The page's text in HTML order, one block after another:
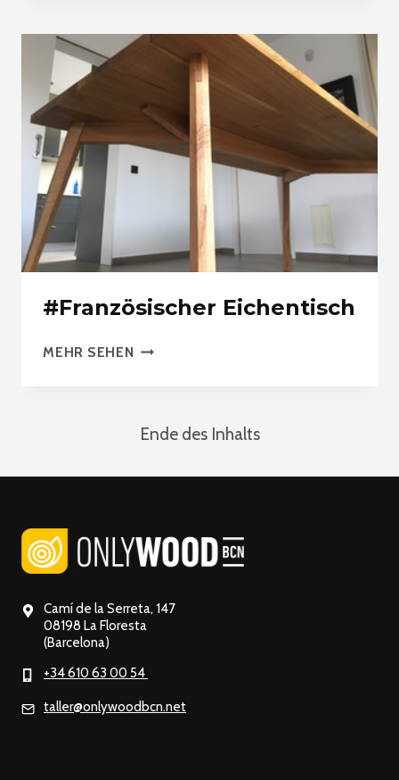
#Französischer Eichentisch
MEHR SEHEN #FRANZÖSISCHER
Ende des Inhalts
Camí de la Serreta, 147
08198 La Floresta
(Barcelona)
+34 610 63 00 54
taller@onlywoodbcn.net